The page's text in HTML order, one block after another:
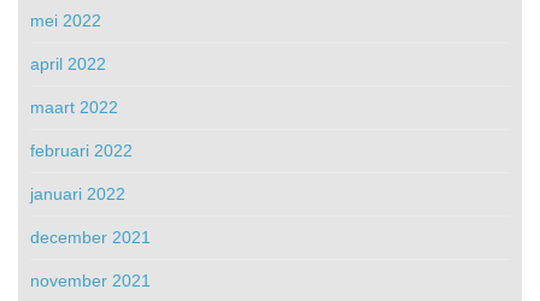
mei 2022
april 2022
maart 2022
februari 2022
januari 2022
december 2021
november 2021